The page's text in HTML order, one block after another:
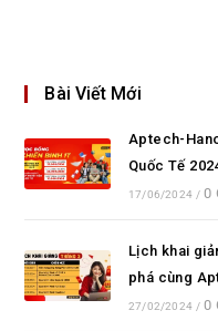
Bài Viết Mới
Aptech-
Quốc Tế
17/06/2024 / 0
Lịch khai
phá cùng
27/02/2024 / 0